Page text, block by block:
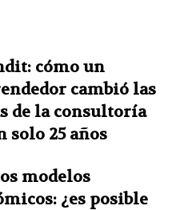
cómo un
cambió las
de la consultoría
solo 25 años
modelos
¿es posible